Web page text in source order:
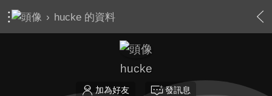
› hucke 的資料
hucke
加為好友 發訊息